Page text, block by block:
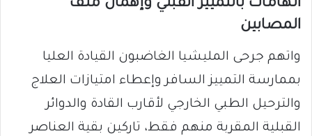
​اتهامات بالتمييز القبلي وإهمال ملف
المصابين
​واتهم جرحى المليشيا الغاضبون القيادة العليا
بممارسة التمييز السافر وإعطاء امتيازات العلاج
والترحيل الطبي الخارجي لأقارب القادة والدوائر
القبلية المقربة منهم فقط، تاركين بقية العناصر